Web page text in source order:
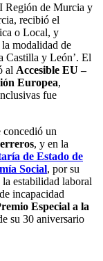
Región de Murcia y
recibió el
o Local, y
modalidad de
Castilla y León’. El
al Accesible EU –
Europea,
fue
un
, y en la
de Estado de
Social, por su
estabilidad laboral
incapacidad
Especial a la
su 30 aniversario